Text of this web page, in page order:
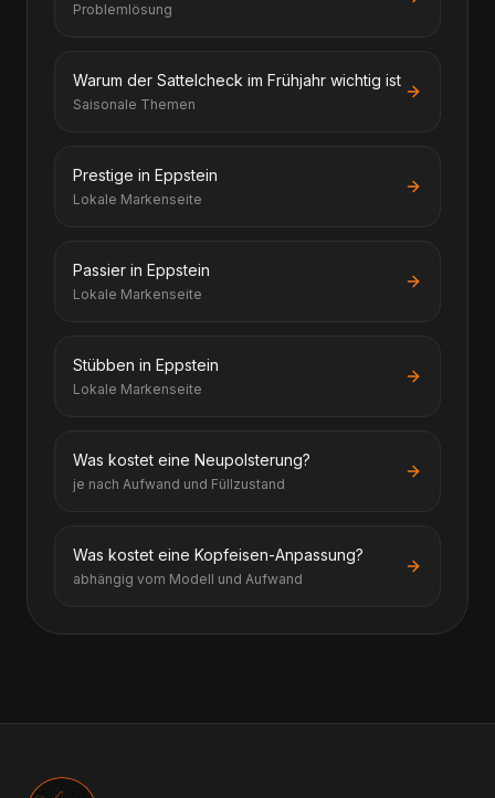
Problemlösung
Warum der Sattelcheck im Frühjahr wichtig ist
Saisonale Themen
Prestige in Eppstein
Lokale Markenseite
Passier in Eppstein
Lokale Markenseite
Stübben in Eppstein
Lokale Markenseite
Was kostet eine Neupolsterung?
je nach Aufwand und Füllzustand
Was kostet eine Kopfeisen-Anpassung?
abhängig vom Modell und Aufwand